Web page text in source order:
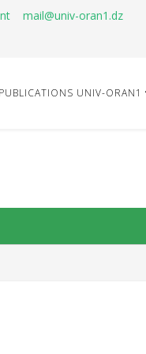
mail@univ-oran1.dz
PUBLICATIONS UNIV-ORAN1